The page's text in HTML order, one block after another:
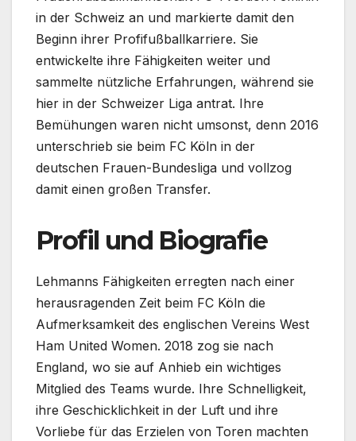
in der Schweiz an und markierte damit den
Beginn ihrer Profifußballkarriere. Sie
entwickelte ihre Fähigkeiten weiter und
sammelte nützliche Erfahrungen, während sie
hier in der Schweizer Liga antrat. Ihre
Bemühungen waren nicht umsonst, denn 2016
unterschrieb sie beim FC Köln in der
deutschen Frauen-Bundesliga und vollzog
damit einen großen Transfer.
Profil und Biografie
Lehmanns Fähigkeiten erregten nach einer
herausragenden Zeit beim FC Köln die
Aufmerksamkeit des englischen Vereins West
Ham United Women. 2018 zog sie nach
England, wo sie auf Anhieb ein wichtiges
Mitglied des Teams wurde. Ihre Schnelligkeit,
ihre Geschicklichkeit in der Luft und ihre
Vorliebe für das Erzielen von Toren machten